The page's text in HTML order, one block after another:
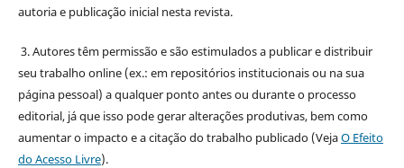
autoria e publicação inicial nesta revista.
3. Autores têm permissão e são estimulados a publicar e distribuir
seu trabalho online (ex.: em repositórios institucionais ou na sua
página pessoal) a qualquer ponto antes ou durante o processo
editorial, já que isso pode gerar alterações produtivas, bem como
aumentar o impacto e a citação do trabalho publicado (VejaO Efeito
do Acesso Livre).